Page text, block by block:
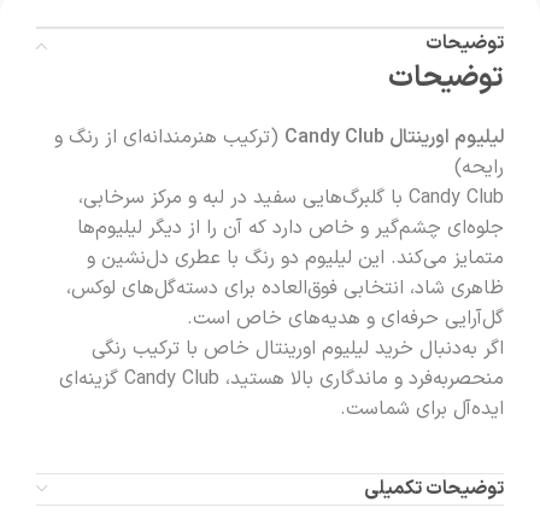
توضیحات
توضیحات
لیلیوم اورینتال Candy Club
(ترکیب هنرمندانه‌ای از رنگ و
رایحه)
Candy Club با گلبرگ‌هایی سفید در لبه و مرکز سرخابی،
جلوه‌ای چشم‌گیر و خاص دارد که آن را از دیگر لیلیوم‌ها
متمایز می‌کند. این لیلیوم دو رنگ با عطری دل‌نشین و
ظاهری شاد، انتخابی فوق‌العاده برای دسته‌گل‌های لوکس،
گل‌آرایی‌ حرفه‌ای و هدیه‌های خاص است.
اگر به‌دنبال خرید لیلیوم اورینتال خاص با ترکیب رنگی
منحصربه‌فرد و ماندگاری بالا هستید، Candy Club گزینه‌ای
ایده‌آل برای شماست.
توضیحات تکمیلی